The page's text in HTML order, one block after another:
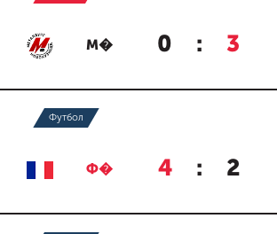
М� 0 : 3
Футбол
Ф� 4 : 2